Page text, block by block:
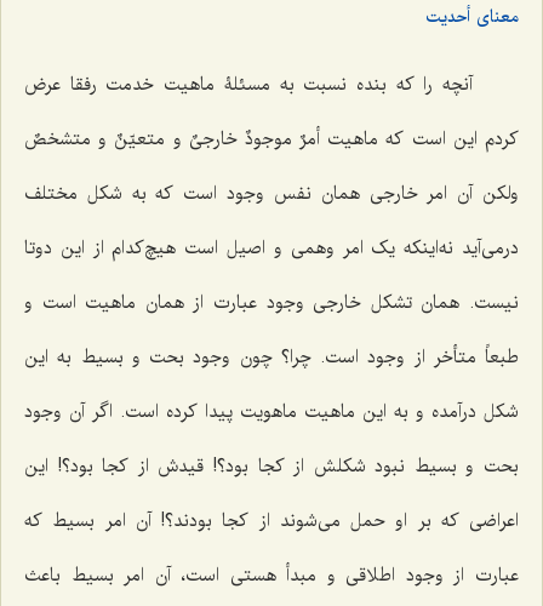
معنای أحدیت
آنچه را که بنده نسبت به مسئلۀ ماهیت خدمت رفقا عرض
کردم این است که ماهیت أمرٌ موجودٌ خارجىٌ و متعیّنٌ و متشخصٌ
ولکن آن امر خارجى همان نفس وجود است که به شکل مختلف
درمى‌آید نه‌اینکه یک امر وهمى و اصیل است هیچ‌کدام از این دوتا
نیست. همان تشکل خارجى وجود عبارت از همان ماهیت است و
طبعاً متأخر از وجود است. چرا؟ چون وجود بحت و بسیط به این
شکل درآمده و به این ماهیت ماهویت پیدا کرده است. اگر آن وجود
بحت و بسیط نبود شکلش از کجا بود؟! قیدش از کجا بود؟! این
اعراضى که بر او حمل مى‌شوند از کجا بودند؟! آن امر بسیط که
عبارت از وجود اطلاقى و مبدأ هستى است، آن امر بسیط باعث